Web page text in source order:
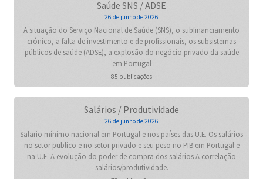
Saúde SNS / ADSE
26 de junho de 2026
A situação do Serviço Nacional de Saúde (SNS), o subfinanciamento
crónico, a falta de investimento e de profissionais, os subsistemas
públicos de saúde (ADSE), a explosão do negócio privado da saúde
em Portugal
85 publicações
Salários / Produtividade
26 de junho de 2026
Salario mínimo nacional em Portugal e nos países das U.E. Os salários
no setor publico e no setor privado e seu peso no PIB em Portugal e
na U.E. A evolução do poder de compra dos salários A correlação
salários/produtividade.